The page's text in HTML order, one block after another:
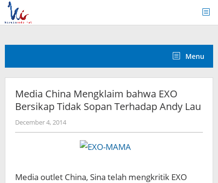
Skip
content
Menu
Media China Mengklaim bahwa EXO
Bersikap Tidak Sopan Terhadap Andy Lau
December 4, 2014by
Koreanindo
Media outlet China, Sina telah mengkritik EXO